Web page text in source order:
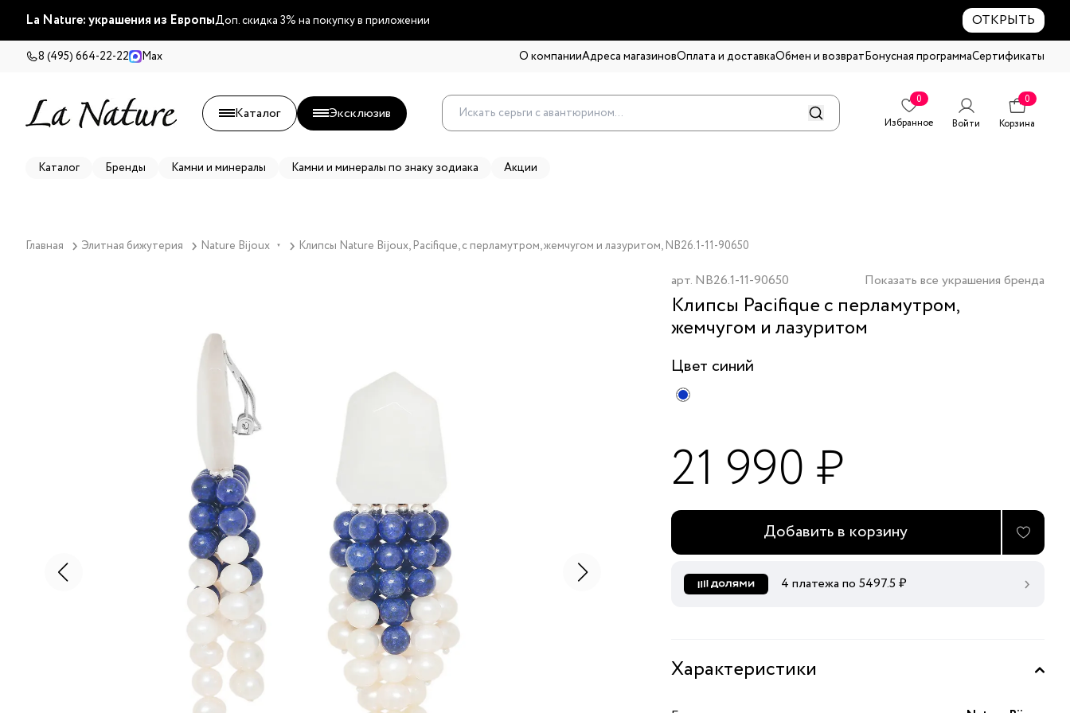
La Nature: украшения из ЕвропыДоп. скидка 3% на покупку в приложении ОТКРЫТЬ
8 (495) 664-22-22 Max О компанииАдреса магазиновОплата и доставкаОбмен и возвратБонусная программаСертификаты
Каталог Эксклюзив
0
Избранное
Войти
0
Корзина
Каталог Бренды Камни и минералы Камни и минералы по знаку зодиака Акции
Главная Элитная бижутерия Nature Bijoux ▼ Клипсы Nature Bijoux, Pacifique, с перламутром, жемчугом и лазуритом, NB26.1-11-90650
арт. NB26.1-11-90650 Показать все украшения бренда
Клипсы Pacifique с перламутром,
жемчугом и лазуритом
Цвет синий
21 990 ₽
Добавить в корзину
4 платежа по 5497.5 ₽
Характеристики